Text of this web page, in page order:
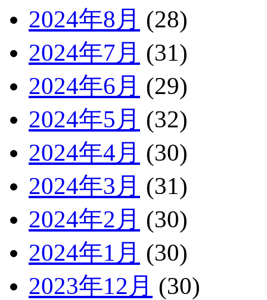
2024年8月 (28)
2024年7月 (31)
2024年6月 (29)
2024年5月 (32)
2024年4月 (30)
2024年3月 (31)
2024年2月 (30)
2024年1月 (30)
2023年12月 (30)